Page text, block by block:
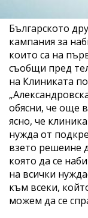
Българското
кампания за
които са на
съобщи пред
на Клиниката
обясни, че още
ясно, че
нужда от
взето решеине
която да се
на всички
към всеки,
можем да се